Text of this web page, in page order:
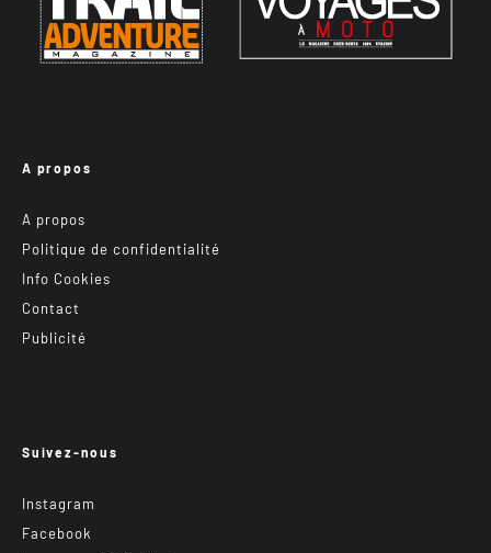
A propos
A propos
Politique de confidentialité
Info Cookies
Contact
Publicité
Suivez-nous
Instagram
Facebook